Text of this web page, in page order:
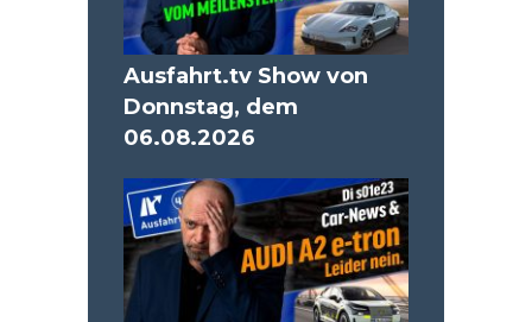
Ausfahrt.tv Show von
Donnstag, dem
06.08.2026